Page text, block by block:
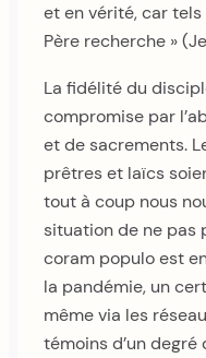
et en vérité, car
Père recherche »
La fidélité du
compromise par
et de sacrements.
prêtres et laïcs
tout à coup nous
situation de ne pas
coram populo est
la pandémie, un
même via les
témoins d’un